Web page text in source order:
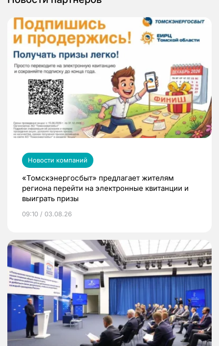
Новости компаний
«Томскэнергосбыт» предлагает жителям
региона перейти на электронные квитанции и
выиграть призы
09:10 / 03.08.26